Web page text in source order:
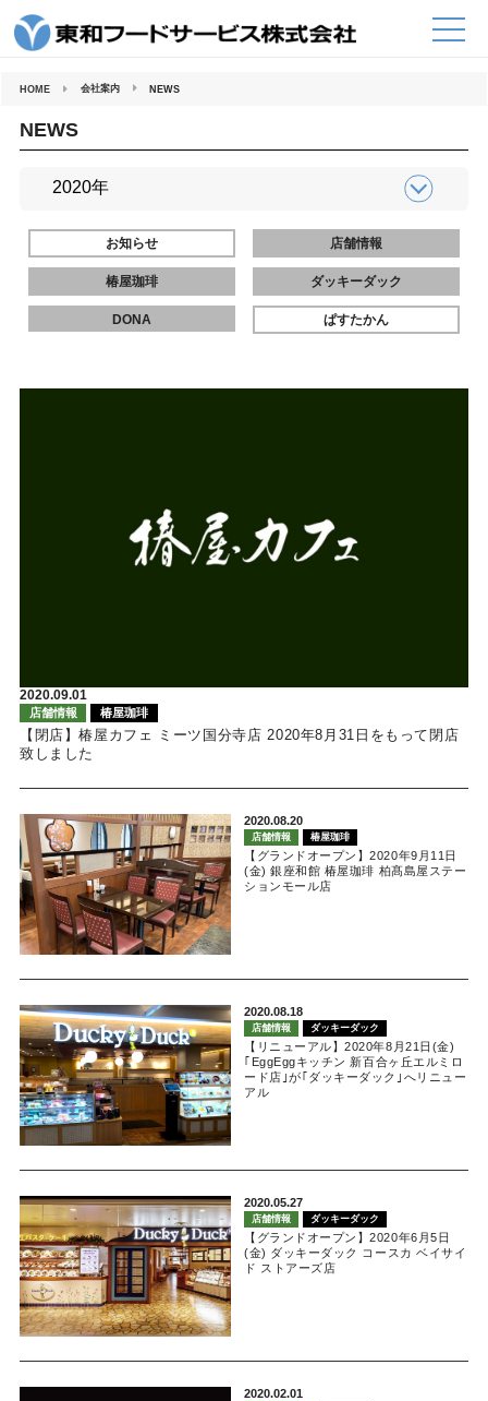
HOME 会社案内 NEWS
NEWS
お知らせ 店舗情報
椿屋珈琲 ダッキーダック
DONA ぱすたかん
2020.09.01
店舗情報 椿屋珈琲
【閉店】椿屋カフェ ミーツ国分寺店 2020年8月31日をもって閉店
致しました
2020.08.20
店舗情報 椿屋珈琲
【グランドオープン】2020年9月11日
(金) 銀座和館 椿屋珈琲 柏髙島屋ステー
ションモール店
2020.08.18
店舗情報 ダッキーダック
【リニューアル】2020年8月21日(金)
｢EggEggキッチン 新百合ヶ丘エルミロ
ード店｣が｢ダッキーダック｣へリニュー
アル
2020.05.27
店舗情報 ダッキーダック
【グランドオープン】2020年6月5日
(金) ダッキーダック コースカ ベイサイ
ド ストアーズ店
2020.02.01